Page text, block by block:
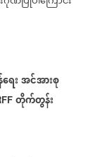
ေးအင်အားစု
တိုက်တွန်း